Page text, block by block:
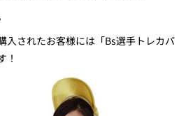
入されたお客様には「Bs選手トレカパ
！